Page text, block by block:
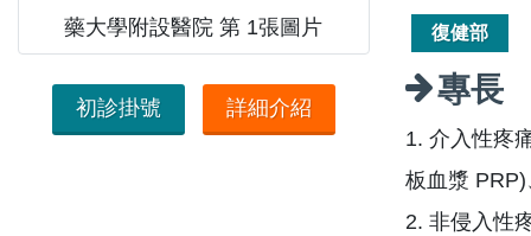
初診掛號 詳細介紹
復健部
專長
1. 介入性疼
板血漿
2. 非侵入性